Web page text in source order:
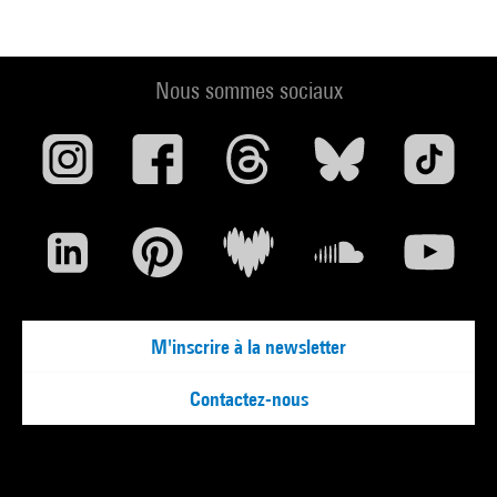
Pompidou and the Guggenheim Museums : New York,
janvier 1999. - New York : Guggenheim Museum Paris/Centre
Georges Pompidou, 1998 (cat. n° 235 cit. p. 686 et reprod.
Voir la notice sur le portail de la Bibliothèque Kandinsky
Paris : Editions Scala, 2002 (reprod. coul. p. 44) . N° isbn 2
Nous sommes sociaux
M'inscrire à la newsletter
Contactez-nous